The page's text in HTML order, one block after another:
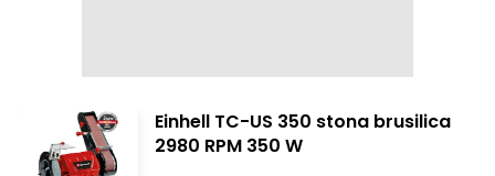
Einhell TC-US 350 stona brusilica
2980 RPM 350 W